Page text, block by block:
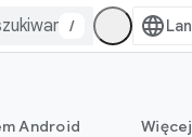
/
Android Więcej